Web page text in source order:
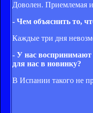
Доволен. Приемлемая
- Чем объяснить то,
Каждые три дня
- У нас воспринимают
для нас в новинку?
В Испании такого не